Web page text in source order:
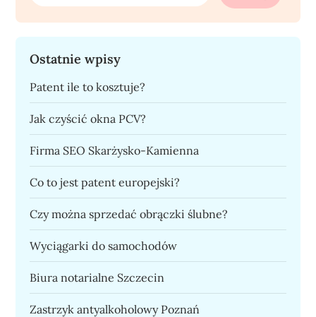
Ostatnie wpisy
Patent ile to kosztuje?
Jak czyścić okna PCV?
Firma SEO Skarżysko-Kamienna
Co to jest patent europejski?
Czy można sprzedać obrączki ślubne?
Wyciągarki do samochodów
Biura notarialne Szczecin
Zastrzyk antyalkoholowy Poznań